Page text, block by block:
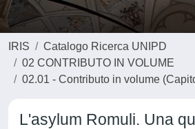
IRIS
Catalogo Ricerca UNIPD
02 CONTRIBUTO IN VOLUME
02.01 - Contributo in volume
L'asylum Romuli. Una